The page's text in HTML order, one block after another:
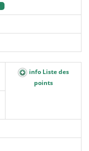
info Liste des
points